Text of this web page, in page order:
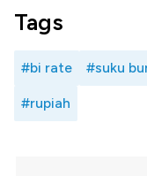
Tags
#bi rate #suku
#rupiah